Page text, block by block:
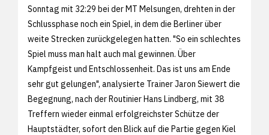
Sonntag mit 32:29 bei der MT Melsungen, drehten in der
Schlussphase noch ein Spiel, in dem die Berliner über
weite Strecken zurückgelegen hatten. "So ein schlechtes
Spiel muss man halt auch mal gewinnen. Über
Kampfgeist und Entschlossenheit. Das ist uns am Ende
sehr gut gelungen", analysierte Trainer Jaron Siewert die
Begegnung, nach der Routinier Hans Lindberg, mit 38
Treffern wieder einmal erfolgreichster Schütze der
Hauptstädter, sofort den Blick auf die Partie gegen Kiel